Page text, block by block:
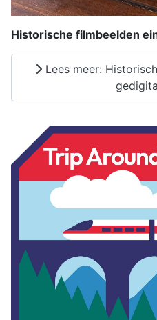
Historische filmbeelden
Lees meer: